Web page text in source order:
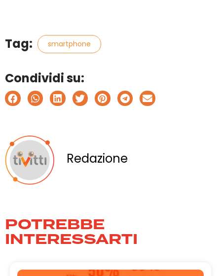
Tag: smartphone
Condividi su:
Redazione
POTREBBE
INTERESSARTI